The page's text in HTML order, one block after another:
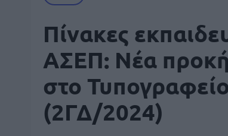
Πίνακες
ΑΣΕΠ: Νέα
στο Τυπογραφείο
(2ΓΔ/2024)